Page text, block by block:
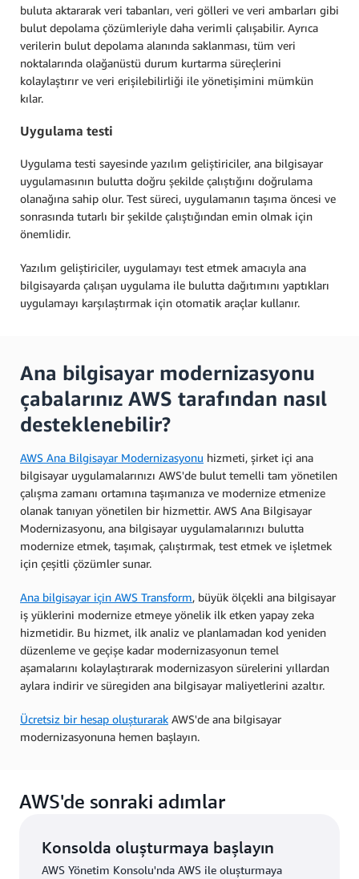
buluta aktararak veri tabanları, veri gölleri ve veri ambarları gibi
bulut depolama çözümleriyle daha verimli çalışabilir. Ayrıca
verilerin bulut depolama alanında saklanması, tüm veri
noktalarında olağanüstü durum kurtarma süreçlerini
kolaylaştırır ve veri erişilebilirliği ile yönetişimini mümkün
kılar.
Uygulama testi
Uygulama testi sayesinde yazılım geliştiriciler, ana bilgisayar
uygulamasının bulutta doğru şekilde çalıştığını doğrulama
olanağına sahip olur. Test süreci, uygulamanın taşıma öncesi ve
sonrasında tutarlı bir şekilde çalıştığından emin olmak için
önemlidir.
Yazılım geliştiriciler, uygulamayı test etmek amacıyla ana
bilgisayarda çalışan uygulama ile bulutta dağıtımını yaptıkları
uygulamayı karşılaştırmak için otomatik araçlar kullanır.
Ana bilgisayar modernizasyonu
çabalarınız AWS tarafından nasıl
desteklenebilir?
AWS Ana Bilgisayar Modernizasyonu hizmeti, şirket içi ana
bilgisayar uygulamalarınızı AWS'de bulut temelli tam yönetilen
çalışma zamanı ortamına taşımanıza ve modernize etmenize
olanak tanıyan yönetilen bir hizmettir. AWS Ana Bilgisayar
Modernizasyonu, ana bilgisayar uygulamalarınızı bulutta
modernize etmek, taşımak, çalıştırmak, test etmek ve işletmek
için çeşitli çözümler sunar.
Ana bilgisayar için AWS Transform, büyük ölçekli ana bilgisayar
iş yüklerini modernize etmeye yönelik ilk etken yapay zeka
hizmetidir. Bu hizmet, ilk analiz ve planlamadan kod yeniden
düzenleme ve geçişe kadar modernizasyonun temel
aşamalarını kolaylaştırarak modernizasyon sürelerini yıllardan
aylara indirir ve süregiden ana bilgisayar maliyetlerini azaltır.
Ücretsiz bir hesap oluşturarak AWS'de ana bilgisayar
modernizasyonuna hemen başlayın.
AWS'de sonraki adımlar
Konsolda oluşturmaya başlayın
AWS Yönetim Konsolu'nda AWS ile oluşturmaya